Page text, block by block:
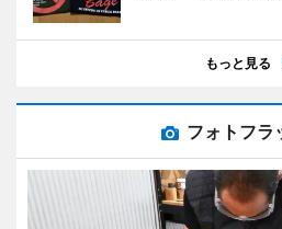
もっと見る
フォトフラ